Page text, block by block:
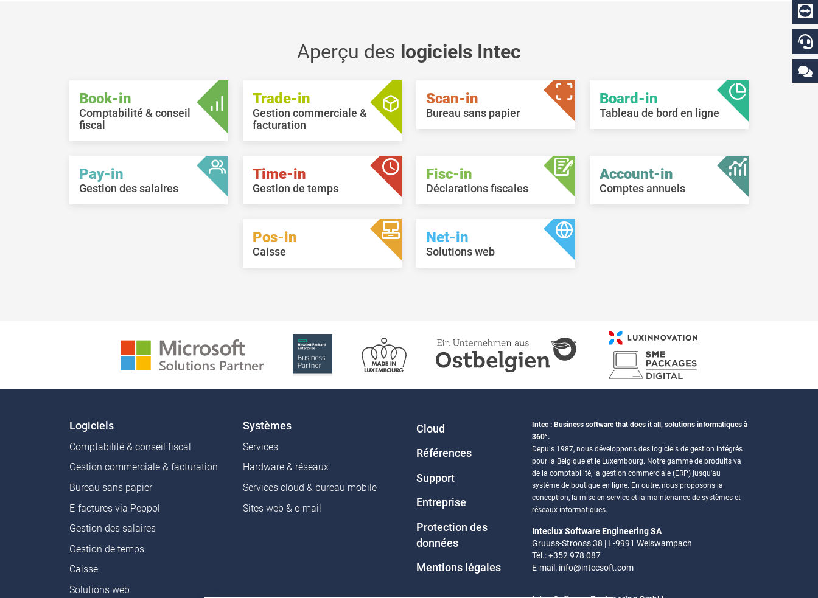
Aperçu des logiciels Intec
Book-in
Comptabilité & conseil
fiscal
Trade-in
Gestion commerciale &
facturation
Scan-in
Bureau sans papier
Board-in
Tableau de bord en ligne
Pay-in
Gestion des salaires
Time-in
Gestion de temps
Fisc-in
Déclarations fiscales
Account-in
Comptes annuels
Pos-in
Caisse
Net-in
Solutions web
Logiciels
Comptabilité & conseil fiscal
Gestion commerciale & facturation
Bureau sans papier
E-factures via Peppol
Gestion des salaires
Gestion de temps
Caisse
Solutions web
Systèmes
Services
Hardware & réseaux
Services cloud & bureau mobile
Sites web & e-mail
Cloud
Références
Support
Entreprise
Protection des
données
Mentions légales
Intec : Business software that does it all, solutions informatiques à
360°.
Depuis 1987, nous développons des logiciels de gestion intégrés
pour la Belgique et le Luxembourg. Notre gamme de produits va
de la comptabilité, la gestion commerciale (ERP) jusqu'au
système de boutique en ligne. En outre, nous proposons la
conception, la mise en service et la maintenance de systèmes et
réseaux informatiques.
Inteclux Software Engineering SA
Gruuss-Strooss 38 | L-9991 Weiswampach
Tél.: +352 978 087
E-mail: info@intecsoft.com